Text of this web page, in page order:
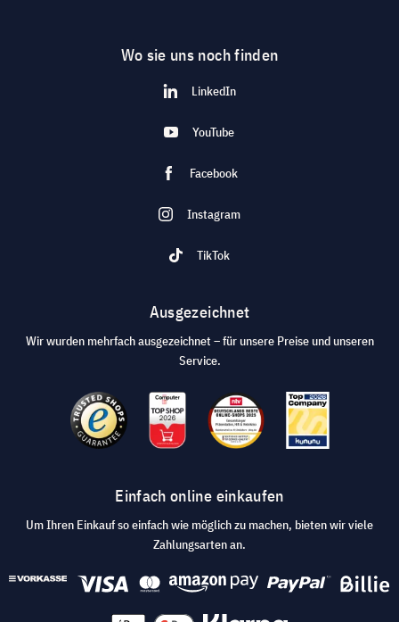
Wo sie uns noch finden
LinkedIn
YouTube
Facebook
Instagram
TikTok
Ausgezeichnet
Wir wurden mehrfach ausgezeichnet – für unsere Preise und unseren
Service.
Einfach online einkaufen
Um Ihren Einkauf so einfach wie möglich zu machen, bieten wir viele
Zahlungsarten an.